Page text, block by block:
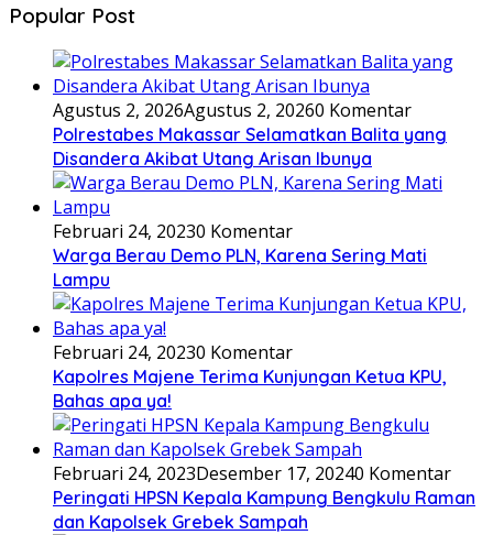
Popular Post
Agustus 2, 2026Agustus 2, 20260 Komentar
Polrestabes Makassar Selamatkan Balita yang
Disandera Akibat Utang Arisan Ibunya
Februari 24, 20230 Komentar
Warga Berau Demo PLN, Karena Sering Mati
Lampu
Februari 24, 20230 Komentar
Kapolres Majene Terima Kunjungan Ketua KPU,
Bahas apa ya!
Februari 24, 2023Desember 17, 20240 Komentar
Peringati HPSN Kepala Kampung Bengkulu Raman
dan Kapolsek Grebek Sampah